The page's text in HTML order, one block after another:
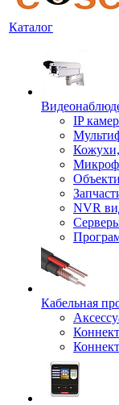
Каталог
IP
NVR
Кабельная